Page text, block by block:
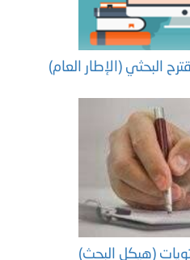
البحثي (الإطار العام)
(هيكل البحث)